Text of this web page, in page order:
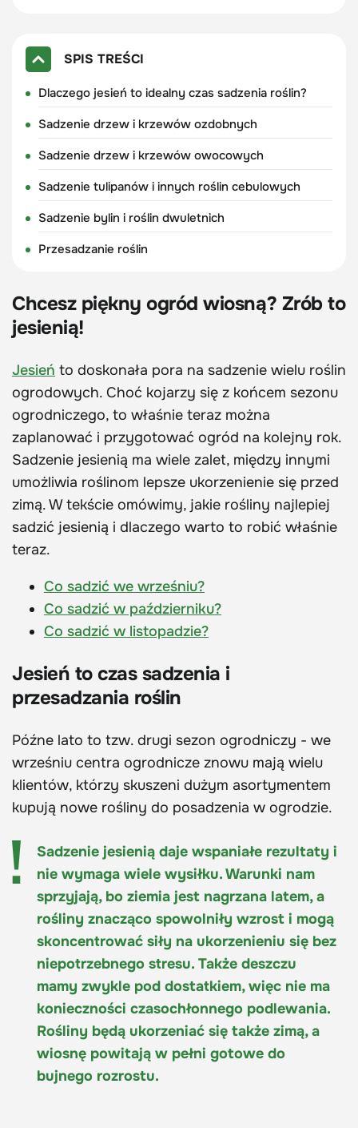
SPIS TREŚCI
Dlaczego jesień to idealny czas sadzenia roślin?
Sadzenie drzew i krzewów ozdobnych
Sadzenie drzew i krzewów owocowych
Sadzenie tulipanów i innych roślin cebulowych
Sadzenie bylin i roślin dwuletnich
Przesadzanie roślin
Chcesz piękny ogród wiosną? Zrób to
jesienią!
Jesień to doskonała pora na sadzenie wielu roślin
ogrodowych. Choć kojarzy się z końcem sezonu
ogrodniczego, to właśnie teraz można
zaplanować i przygotować ogród na kolejny rok.
Sadzenie jesienią ma wiele zalet, między innymi
umożliwia roślinom lepsze ukorzenienie się przed
zimą. W tekście omówimy, jakie rośliny najlepiej
sadzić jesienią i dlaczego warto to robić właśnie
teraz.
Co sadzić we wrześniu?
Co sadzić w październiku?
Co sadzić w listopadzie?
Jesień to czas sadzenia i
przesadzania roślin
Późne lato to tzw. drugi sezon ogrodniczy - we
wrześniu centra ogrodnicze znowu mają wielu
klientów, którzy skuszeni dużym asortymentem
kupują nowe rośliny do posadzenia w ogrodzie.
Sadzenie jesienią daje wspaniałe rezultaty i
nie wymaga wiele wysiłku. Warunki nam
sprzyjają, bo ziemia jest nagrzana latem, a
rośliny znacząco spowolniły wzrost i mogą
skoncentrować siły na ukorzenieniu się bez
niepotrzebnego stresu. Także deszczu
mamy zwykle pod dostatkiem, więc nie ma
konieczności czasochłonnego podlewania.
Rośliny będą ukorzeniać się także zimą, a
wiosnę powitają w pełni gotowe do
bujnego rozrostu.